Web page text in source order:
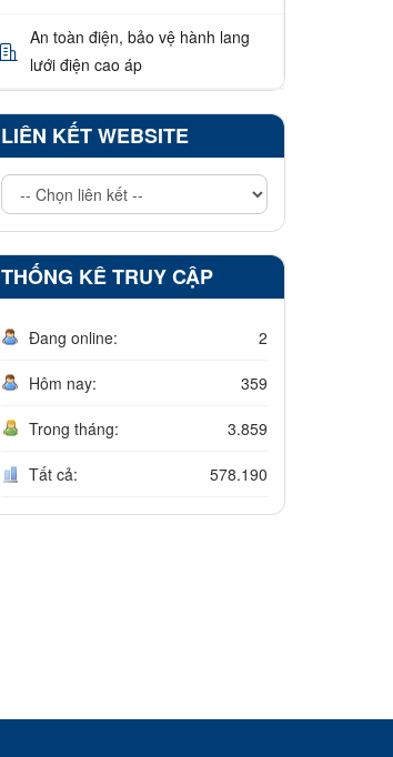
An toàn điện, bảo vệ hành lang
lưới điện cao áp
LIÊN KẾT WEBSITE
THỐNG KÊ TRUY CẬP
Đang online: 2
Hôm nay: 359
Trong tháng: 3.859
Tất cả: 578.190